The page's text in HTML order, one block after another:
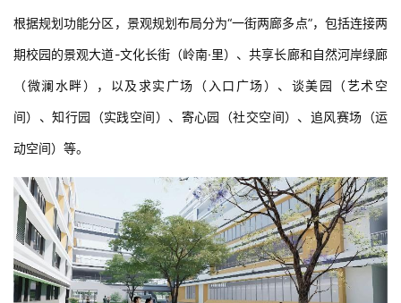
（微澜水畔），以及求实广场（入口广场）、谈美园（艺术空
间）、知行园（实践空间）、寄心园（社交空间）、追风赛场（运
动空间）等。